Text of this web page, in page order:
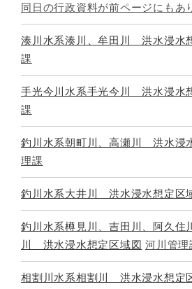
同日の行政資料が前ページにもあ
湊川水系湊川、牟田川 洪水浸水
課
手光今川水系手光今川 洪水浸水
課
釣川水系朝町川、高瀬川 洪水浸
理課
釣川水系大井川 洪水浸水想定区
釣川水系樽見川、吉田川、阿久住
川 洪水浸水想定区域図 河川管理
相割川水系相割川 洪水浸水想定